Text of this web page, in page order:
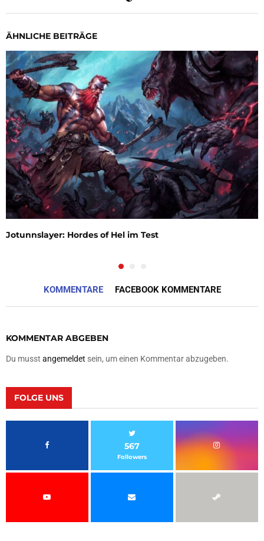
ÄHNLICHE BEITRÄGE
Jotunnslayer: Hordes of Hel im Test
KOMMENTARE FACEBOOK KOMMENTARE
KOMMENTAR ABGEBEN
Du musst angemeldet sein, um einen Kommentar abzugeben.
FOLGE UNS
567
Followers